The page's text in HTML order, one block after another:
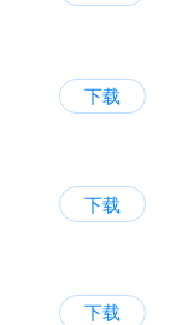
下载
下载
下载